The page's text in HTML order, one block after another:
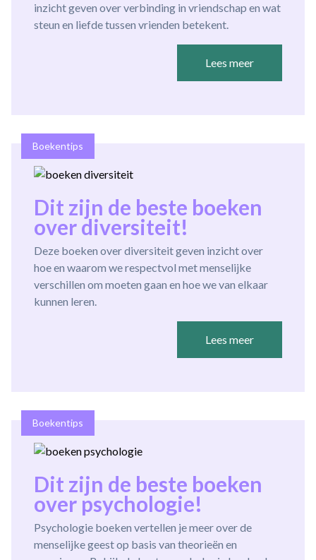
inzicht geven over verbinding in vriendschap en wat
steun en liefde tussen vrienden betekent.
Lees meer
Boekentips
Dit zijn de beste boeken
over diversiteit!
Deze boeken over diversiteit geven inzicht over
hoe en waarom we respectvol met menselijke
verschillen om moeten gaan en hoe we van elkaar
kunnen leren.
Lees meer
Boekentips
Dit zijn de beste boeken
over psychologie!
Psychologie boeken vertellen je meer over de
menselijke geest op basis van theorieën en